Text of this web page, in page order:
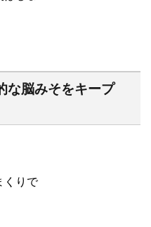
な脳みそをキープ
くりで